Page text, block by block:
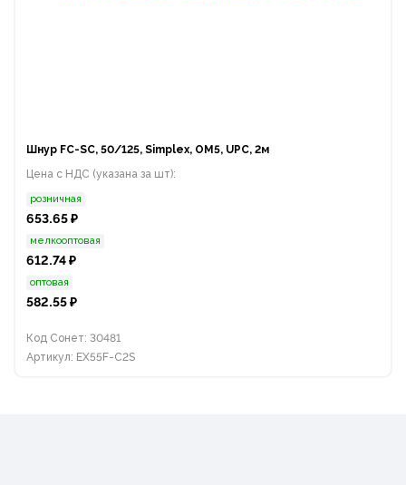
Шнур FC-SC, 50/125, Simplex, OM5, UPC, 2м
Цена с НДС (указана за шт):
розничная
653.65 ₽
мелкооптовая
612.74 ₽
оптовая
582.55 ₽
Код Сонет: 30481
Артикул: EX55F-C2S